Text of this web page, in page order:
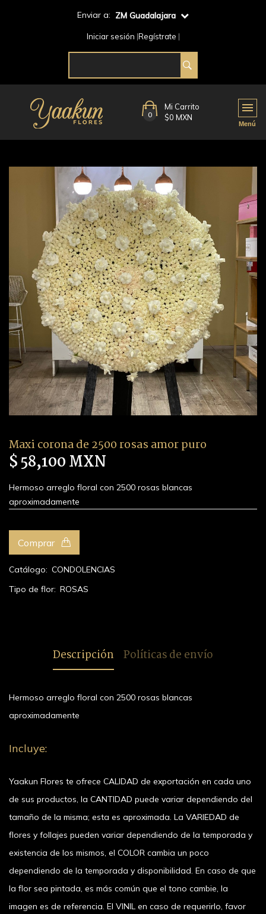
Enviar a: ZM Guadalajara
Iniciar sesión Regístrate
0
Mi Carrito
$0 MXN
Maxi corona de 2500 rosas amor puro
$ 58,100 MXN
Hermoso arreglo floral con 2500 rosas blancas
aproximadamente
Comprar
Catálogo: CONDOLENCIAS
Tipo de flor: ROSAS
Descripción Políticas de envío
Hermoso arreglo floral con 2500 rosas blancas
aproximadamente
Incluye:
Yaakun Flores te ofrece CALIDAD de exportación en cada uno
de sus productos, la CANTIDAD puede variar dependiendo del
tamaño de la misma; esta es aproximada. La VARIEDAD de
flores y follajes pueden variar dependiendo de la temporada y
existencia de los mismos, el COLOR cambia un poco
dependiendo de la temporada y disponibilidad. En caso de que
la flor sea pintada, es más común que el tono cambie, la
imagen es de referencia. El VINIL en caso de requerirlo, favor